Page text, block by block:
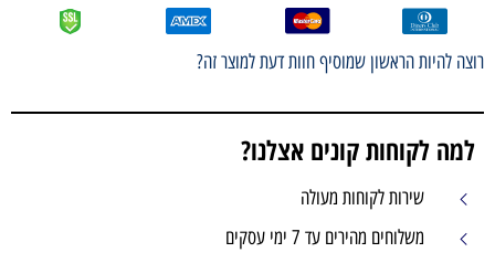
רוצה להיות הראשון שמוסיף חוות דעת למוצר זה?
למה לקוחות קונים אצלנו?
שירות לקוחות מעולה
משלוחים מהירים עד 7 ימי עסקים